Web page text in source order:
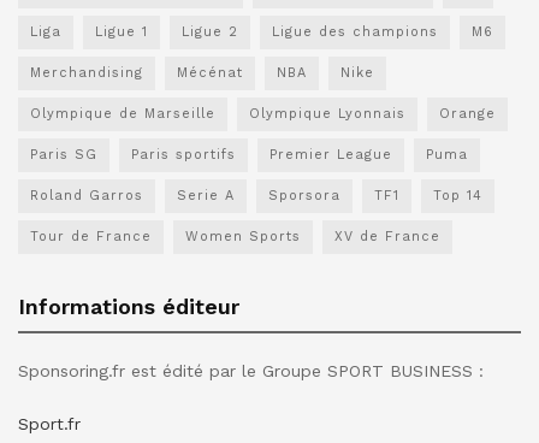
Liga Ligue 1 Ligue 2 Ligue des champions M6
Merchandising Mécénat NBA Nike
Olympique de Marseille Olympique Lyonnais Orange
Paris SG Paris sportifs Premier League Puma
Roland Garros Serie A Sporsora TF1 Top 14
Tour de France Women Sports XV de France
Informations éditeur
Sponsoring.fr est édité par le Groupe SPORT BUSINESS :
Sport.fr